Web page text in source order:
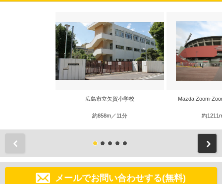
広島市立矢賀小学校
約858m／11分
Mazda Zoom-
約
メールでお問い合わせする(無料)